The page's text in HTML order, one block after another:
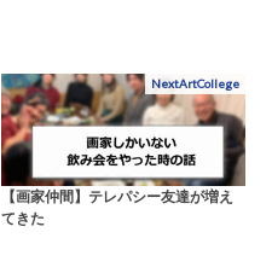
NextArtCollege
【画家仲間】テレパシー友達が増え
てきた